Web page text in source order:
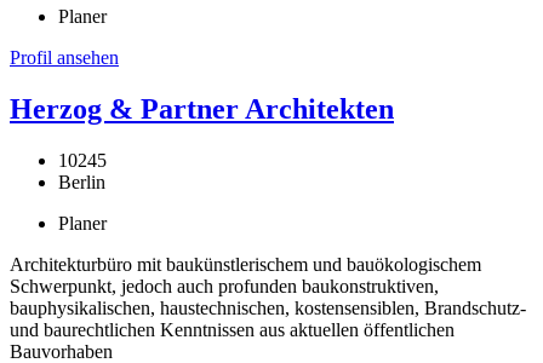
Planer
Profil ansehen
Herzog & Partner Architekten
10245
Berlin
Planer
Architekturbüro mit baukünstlerischem und bauökologischem
Schwerpunkt, jedoch auch profunden baukonstruktiven,
bauphysikalischen, haustechnischen, kostensensiblen, Brandschutz-
und baurechtlichen Kenntnissen aus aktuellen öffentlichen
Bauvorhaben